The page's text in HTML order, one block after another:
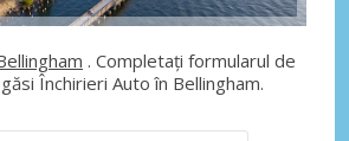
. Completați formularul de
Închirieri Auto în Bellingham.